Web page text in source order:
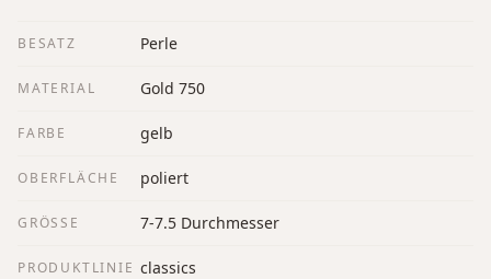
BESATZ Perle
MATERIAL Gold 750
FARBE gelb
OBERFLÄCHE poliert
GRÖSSE 7-7.5 Durchmesser
PRODUKTLINIE classics